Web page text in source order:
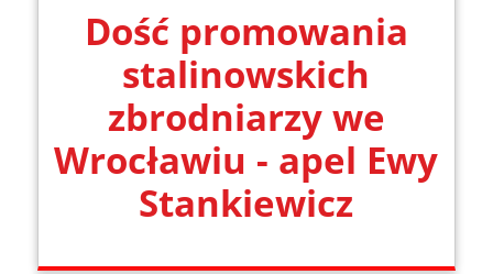
Dość promowania
stalinowskich
zbrodniarzy we
Wrocławiu - apel Ewy
Stankiewicz